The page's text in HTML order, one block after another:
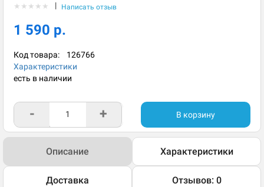
★ ★ ★ ★ ★ | Написать отзыв
1 590 р.
Код товара: 126766
Характеристики
есть в наличии
- + В корзину
Описание Характеристики
Доставка Отзывов: 0